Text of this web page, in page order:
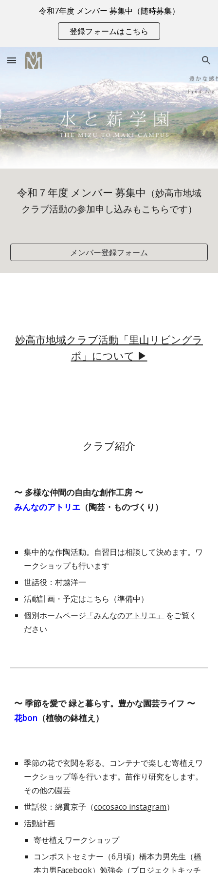
Skip to main content Skip to navigation
令和7年度 メンバー 募集中（随時募集）
登録フォームはこちら
令和７年度 メンバー 募集中 （妙高市地域
クラブ活動の参加申し込みもこちらです）
メンバー登録フォーム
妙高市地域クラブ活動「里山リビングラ
ボ」について ▶
クラブ紹介
〜 多様な仲間の自由な創作工房 〜
みんなのアトリエ （陶芸・ものづくり）
集中的な作陶活動。自習日は相談して決めます。ワ
ークショップも行います
世話役：村越洋一
活動計画・予定はこちら（準備中）
個別ホームページ 「みんなのアトリエ」
をご覧く
ださい
〜 季節を愛で 緑と暮らす。豊かな園芸ライフ 〜
花bon （植物の鉢植え）
季節の花で玄関を彩る。コンテナで楽しむ寄植えワ
ークショップ等を行います。苗作り研究をします。
その他の園芸
世話役：綿貫京子（cocosaco instagram）
活動計画
寄せ植えワークショップ
コンポストセミナー（6月頃）橋本力男先生（橋
本力男Facebook）勉強会（プロジェクトキッチ